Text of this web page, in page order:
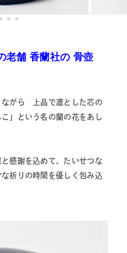
老舗 香蘭社の 骨壺
ながら 上品で凛とした芯の
」という名の蘭の花をあし
感謝を込めて、たいせつな
祈りの時間を優しく包み込